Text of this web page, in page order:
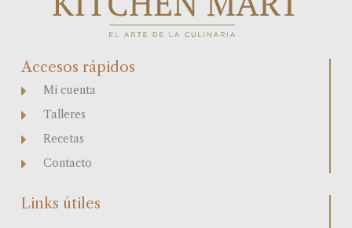
Accesos rápidos
Mi cuenta
Talleres
Recetas
Contacto
Links útiles